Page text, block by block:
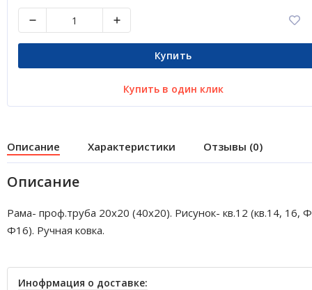
Купить
Купить в один клик
Описание Характеристики Отзывы (0)
Описание
Рама- проф.труба 20х20 (40х20). Рисунок- кв.12 (кв.14, 16,
Ф16). Ручная ковка.
Инофрмация о доставке: